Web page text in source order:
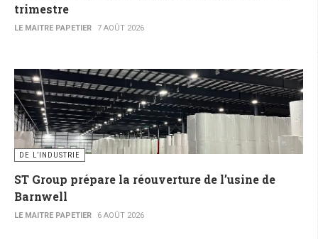
trimestre
LE MAITRE PAPETIER 7 AOÛT 2026
DE L’INDUSTRIE
ST Group prépare la réouverture de l’usine de
Barnwell
LE MAITRE PAPETIER 6 AOÛT 2026